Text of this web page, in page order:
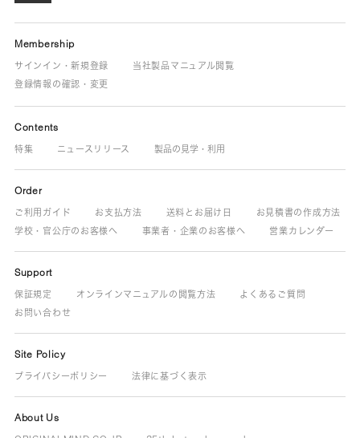
Membership
サインイン・新規登録
当社製品マニュアル閲覧
登録情報の確認・変更
Contents
特集 ニュースリリース 製品の見学・利用
Order
ご利用ガイド お支払方法 送料とお届け日
お見積書の作成方法
学校・官公庁のお客様へ
事業者・企業のお客様へ 営業カレンダー
Support
保証規定 オンラインマニュアルの閲覧方法
よくあるご質問
お問い合わせ
Site Policy
プライバシーポリシー 法律に基づく表示
About Us